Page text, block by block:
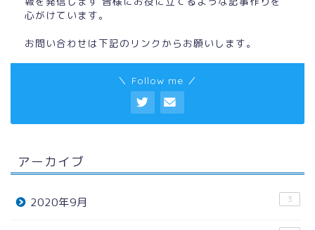
心がけています。
お問い合わせは下記のリンクからお願いします。
＼ Follow me ／
アーカイブ
2020年9月 3